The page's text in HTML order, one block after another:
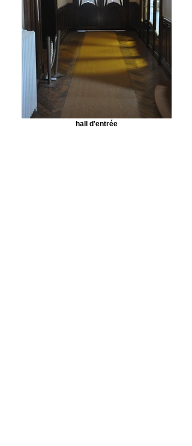
hall d'entrée